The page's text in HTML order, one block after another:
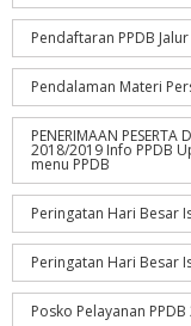
Pendaftaran PPDB
Pendalaman Materi
PENERIMAAN PESERTA
2018/2019 Info PPDB
menu PPDB
Peringatan Hari Besar
Peringatan Hari Besar
Posko Pelayanan